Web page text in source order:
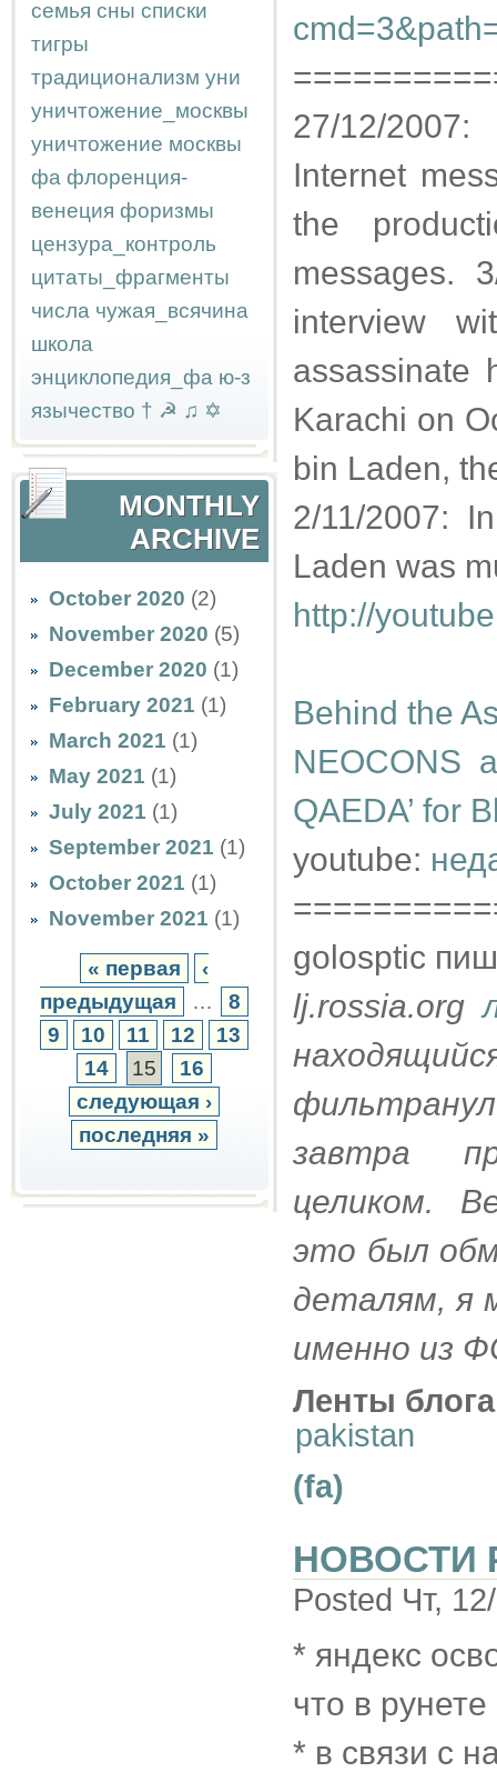
семья сны списки
тигры
традиционализм уни
уничтожение_москвы
уничтожение москвы
фа флоренция-
венеция форизмы
цензура_контроль
цитаты_фрагменты
числа чужая_всячина
школа
энциклопедия_фа ю-з
язычество † ☭ ♫ ✡
MONTHLY
ARCHIVE
October 2020 (2)
November 2020 (5)
December 2020 (1)
February 2021 (1)
March 2021 (1)
May 2021 (1)
July 2021 (1)
September 2021 (1)
October 2021 (1)
November 2021 (1)
« первая
‹
предыдущая
…
8
9
10 11 12
13
14
15
16
следующая ›
последняя »
27/12/
Internet
the
messages.
interview
assassinate
Karachi on
bin Laden,
2/11/2007:
Laden was
http://
Behind the
NEOCONS
QAEDA’ for
youtube:
golosptic
lj.rossia.org
завтра
целиком.
это был
деталям, я
именно из
Ленты
pakistan
(fa)
НОВОСТИ
Posted Чт,
* яндекс
что в
* в связи с